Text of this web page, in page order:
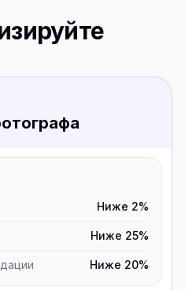
Ниже 2%
Ниже 25%
Ниже 20%